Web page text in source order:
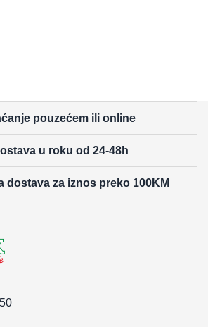
pouzećem ili online
u roku od 24-48h
dostava za iznos preko 100KM